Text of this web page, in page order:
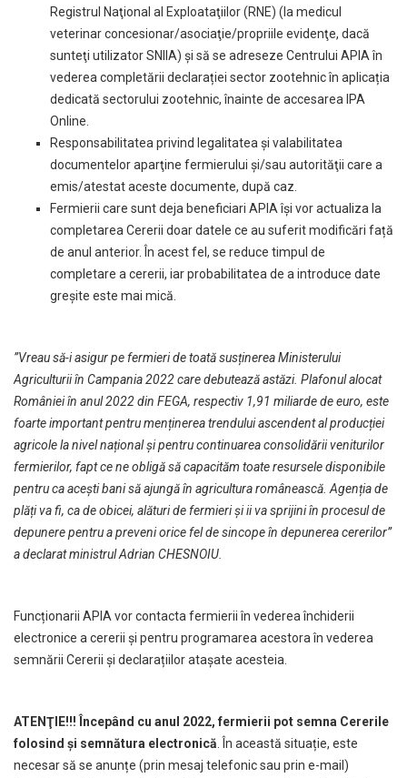
Registrul Naţional al Exploataţiilor (RNE) (la medicul
veterinar concesionar/asociaţie/propriile evidenţe, dacă
sunteţi utilizator SNIIA) și să se adreseze Centrului APIA în
vederea completării declarației sector zootehnic în aplicația
dedicată sectorului zootehnic, înainte de accesarea IPA
Online.
Responsabilitatea privind legalitatea şi valabilitatea
documentelor aparţine fermierului şi/sau autorităţii care a
emis/atestat aceste documente, după caz.
Fermierii care sunt deja beneficiari APIA își vor actualiza la
completarea Cererii doar datele ce au suferit modificări față
de anul anterior. În acest fel, se reduce timpul de
completare a cererii, iar probabilitatea de a introduce date
greşite este mai mică.
”Vreau să-i asigur pe fermieri de toată susținerea Ministerului
Agriculturii în Campania 2022 care debutează astăzi. Plafonul alocat
României în anul 2022 din FEGA, respectiv 1,91 miliarde de euro, este
foarte important pentru menținerea trendului ascendent al producției
agricole la nivel național și pentru continuarea consolidării veniturilor
fermierilor, fapt ce ne obligă să capacităm toate resursele disponibile
pentru ca acești bani să ajungă în agricultura românească. Agenția de
plăți va fi, ca de obicei, alături de fermieri și ii va sprijini în procesul de
depunere pentru a preveni orice fel de sincope în depunerea cererilor”
a declarat ministrul Adrian CHESNOIU.
Funcționarii APIA vor contacta fermierii în vederea închiderii
electronice a cererii și pentru programarea acestora în vederea
semnării Cererii și declarațiilor atașate acesteia.
ATENŢIE!!! Începând cu anul 2022, fermierii pot semna Cererile
folosind și semnătura electronică . În această situație, este
necesar să se anunțe (prin mesaj telefonic sau prin e-mail)